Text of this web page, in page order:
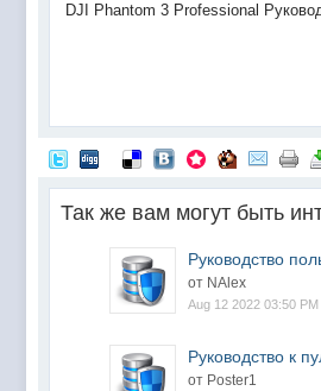
DJI Phantom 3 Professional
Так же вам могут быть
Руководство
от NAlex
Aug 12 2022 03:50 PM
Руководство к
от Poster1